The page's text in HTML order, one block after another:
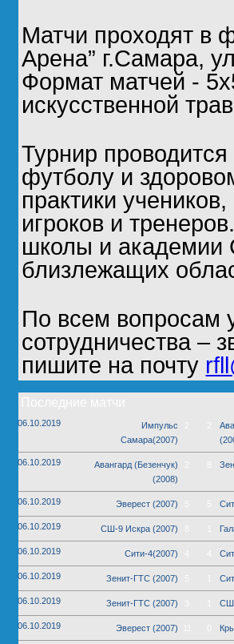
Матчи проходят в
Арена” г.Самара,
Формат матчей -
искусственной
Турнир
футболу и
практики
игроков и
школы и академии
близлежащих
По всем вопросам
сотрудничества –
пишите на почту
06.10.2019
Импульс
Самара(2007)
06.10.2019
Авангард (Безенчук)
(2008)
06.10.2019 Эверест (2007)
06.10.2019 СШ-9 Искра (2007)
06.10.2019 Сити-4(2007)
06.10.2019 Зенит-ГТС (2007)
06.10.2019 Зенит-ГТС (2007)
06.10.2019 Эверест (2007)